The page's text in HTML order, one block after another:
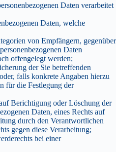
Daten verarbeitet
Daten, welche
von Empfängern, gegenüber
Daten
offengelegt werden;
der Sie betreffenden
falls konkrete Angaben hierzu
für die Festlegung der
Berichtigung oder Löschung der
Daten, eines Rechts auf
durch den Verantwortlichen
gegen diese Verarbeitung;
bei einer